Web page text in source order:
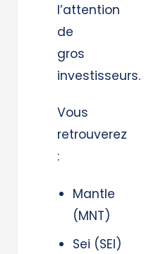
l’attention
de
gros
investisseurs.
Vous
retrouverez
:
Mantle
(MNT)
Sei (SEI)